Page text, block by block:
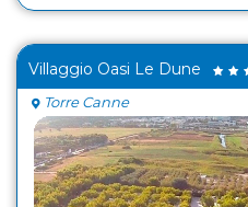
Villaggio Oasi Le Dune
Torre Canne